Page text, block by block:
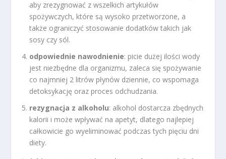
aby zrezygnować z wszelkich artykułów
spożywczych, które są wysoko przetworzone, a
także ograniczyć stosowanie dodatków takich jak
sosy czy sól.
odpowiednie nawodnienie: picie dużej ilości wody
jest niezbędne dla organizmu, zaleca się spożywanie
co najmniej 2 litrów płynów dziennie, co wspomaga
detoksykację oraz proces odchudzania.
rezygnacja z alkoholu: alkohol dostarcza zbędnych
kalorii i może wpływać na apetyt, dlatego najlepiej
całkowicie go wyeliminować podczas tych pięciu dni
diety.